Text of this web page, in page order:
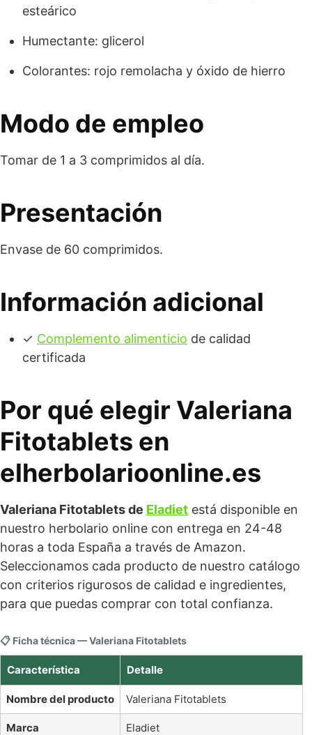
esteárico
Humectante: glicerol
Colorantes: rojo remolacha y óxido de hierro
Modo de empleo
Tomar de 1 a 3 comprimidos al día.
Presentación
Envase de 60 comprimidos.
Información adicional
✓ Complemento alimenticio de calidad
certificada
Por qué elegir Valeriana
Fitotablets en
elherbolarioonline.es
Valeriana Fitotablets de Eladiet está disponible en
nuestro herbolario online con entrega en 24-48
horas a toda España a través de Amazon.
Seleccionamos cada producto de nuestro catálogo
con criterios rigurosos de calidad e ingredientes,
para que puedas comprar con total confianza.
📋 Ficha técnica — Valeriana Fitotablets
Característica Detalle
Nombre del producto Valeriana Fitotablets
Marca Eladiet